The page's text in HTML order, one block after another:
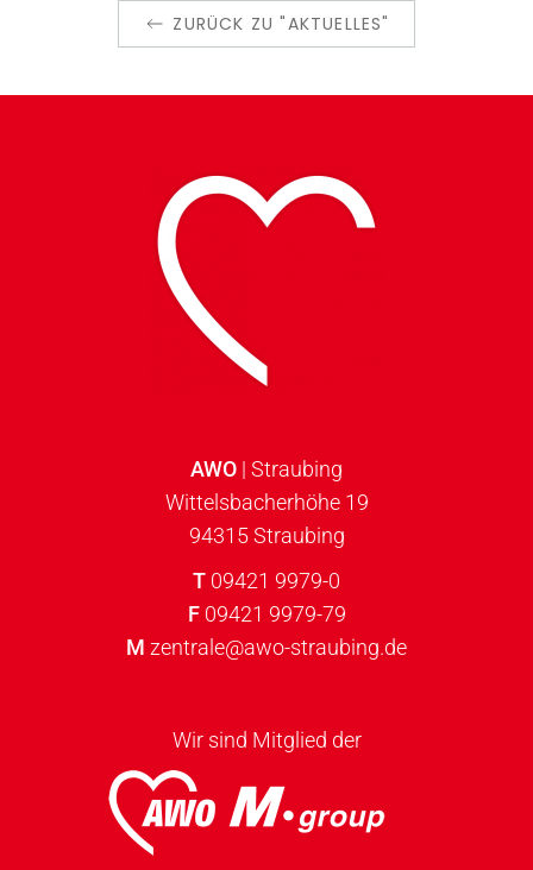
ZURÜCK ZU "AKTUELLES"
AWO | Straubing
Wittelsbacherhöhe 19
94315 Straubing
T 09421 9979-0
F09421 9979-79
M zentrale@awo-straubing.de
Wir sind Mitglied der